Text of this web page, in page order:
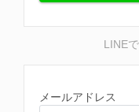
LINE
メールアドレス